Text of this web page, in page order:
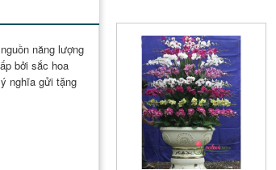
năng lượng
bởi sắc hoa
nghĩa gửi tặng